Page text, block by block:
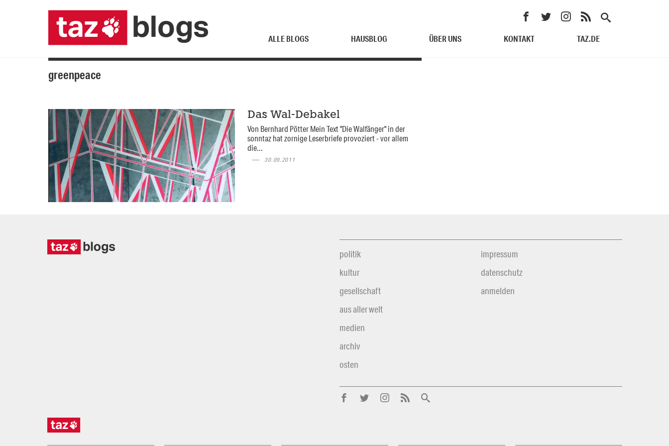
ALLE BLOGS HAUSBLOG ÜBER UNS KONTAKT TAZ.DE
greenpeace
Das Wal-Debakel
Von Bernhard Pötter Mein Text "Die Walfänger" in der
sonntaz hat zornige Leserbriefe provoziert - vor allem
die...
30.09.2011
politik
kultur
gesellschaft
aus aller welt
medien
archiv
osten
impressum
datenschutz
anmelden